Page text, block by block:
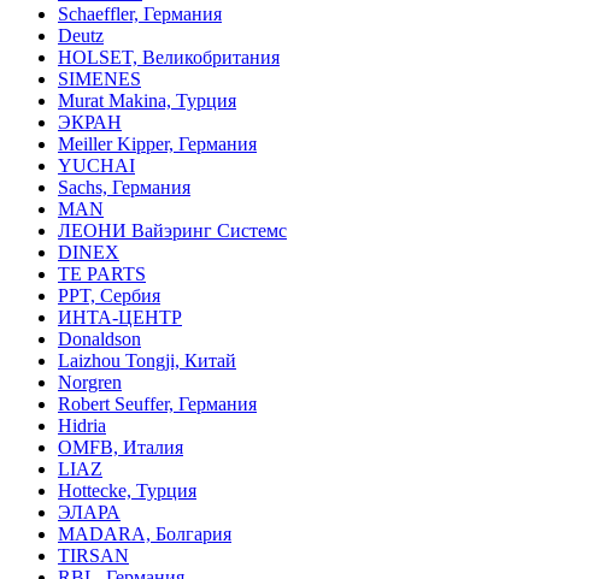
Schaeffler, Германия
Deutz
HOLSET, Великобритания
SIMENES
Murat Makina, Турция
ЭКРАН
Meiller Kipper, Германия
YUCHAI
Sachs, Германия
MAN
ЛЕОНИ Вайэринг Системс
DINEX
TE PARTS
PPT, Сербия
ИНТА-ЦЕНТР
Donaldson
Laizhou Tongji, Китай
Norgren
Robert Seuffer, Германия
Hidria
OMFB, Италия
LIAZ
Hottecke, Турция
ЭЛАРА
MADARA, Болгария
TIRSAN